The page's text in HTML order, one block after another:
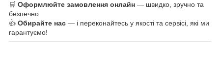
🛒 Оформлюйте замовлення онлайн — швидко, зручно та
безпечно
👍 Обирайте нас — і переконайтесь у якості та сервісі, які ми
гарантуємо!